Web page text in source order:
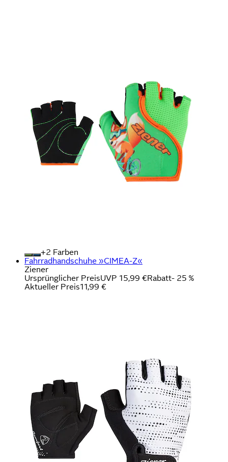
+
Farben
Fahrradhandschuhe »CIMEA-Z«
Ziener
Ursprünglicher PreisUVP 15,99 €Rabatt- 25 %
Aktueller Preis11,99 €